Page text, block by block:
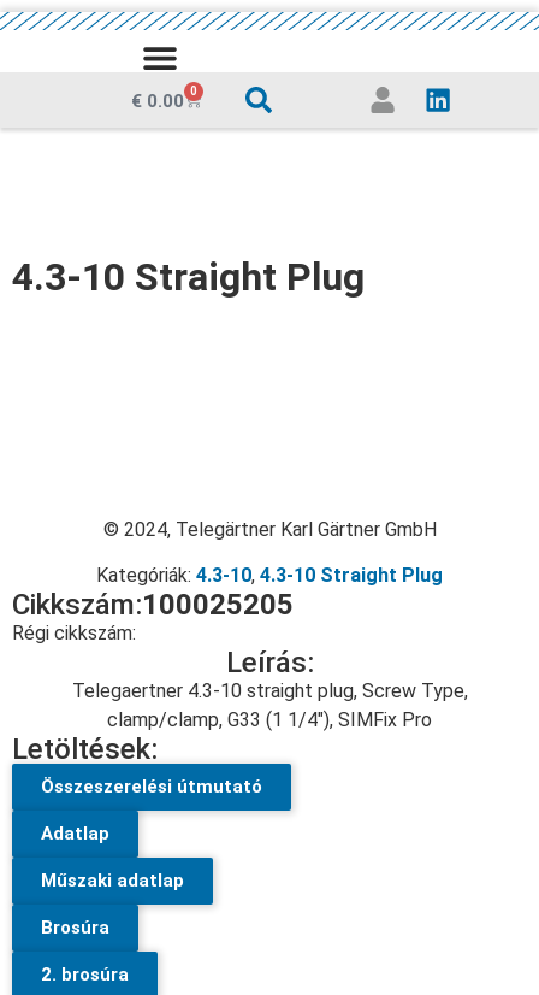
€ 0.00 0
4.3-10 Straight Plug
© 2024, Telegärtner Karl Gärtner GmbH
Kategóriák: 4.3-10, 4.3-10 Straight Plug
Cikkszám:100025205
Régi cikkszám:
Leírás:
Telegaertner 4.3-10 straight plug, Screw Type,
clamp/clamp, G33 (1 1/4″), SIMFix Pro
Letöltések:
Összeszerelési útmutató
Adatlap
Műszaki adatlap
Brosúra
2. brosúra